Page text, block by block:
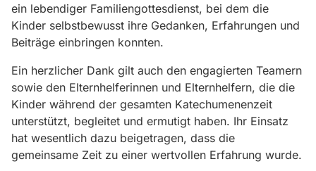
ein lebendiger Familiengottesdienst, bei dem die
Kinder selbstbewusst ihre Gedanken, Erfahrungen und
Beiträge einbringen konnten.
Ein herzlicher Dank gilt auch den engagierten Teamern
sowie den Elternhelferinnen und Elternhelfern, die die
Kinder während der gesamten Katechumenenzeit
unterstützt, begleitet und ermutigt haben. Ihr Einsatz
hat wesentlich dazu beigetragen, dass die
gemeinsame Zeit zu einer wertvollen Erfahrung wurde.